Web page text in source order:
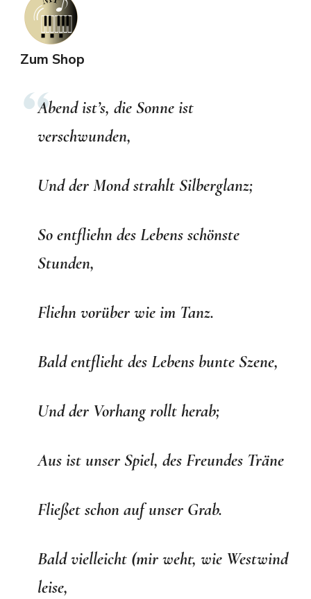
Zum Shop
Abend ist’s, die Sonne ist
verschwunden,
Und der Mond strahlt Silberglanz;
So entfliehn des Lebens schönste
Stunden,
Fliehn vorüber wie im Tanz.
Bald entflieht des Lebens bunte Szene,
Und der Vorhang rollt herab;
Aus ist unser Spiel, des Freundes Träne
Fließet schon auf unser Grab.
Bald vielleicht (mir weht, wie Westwind
leise,